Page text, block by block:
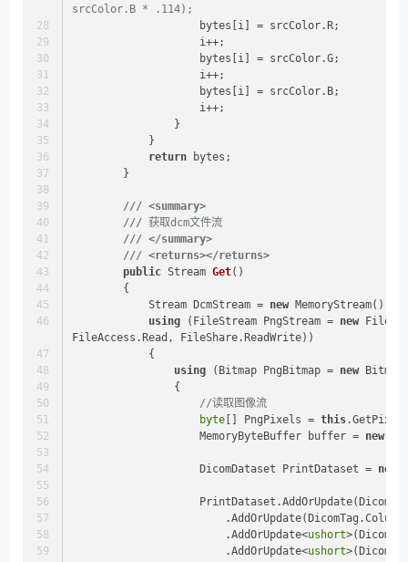
srcColor.B * .114);
                    bytes[i] = srcColor.R;
                    i++;
                    bytes[i] = srcColor.G;
                    i++;
                    bytes[i] = srcColor.B;
                    i++;
                }
            }
return bytes;
        }
/// <summary>
/// 获取dcm文件流
/// </summary>
/// <returns></returns>
public Stream Get()
        {
            Stream DcmStream =
new MemoryStream();
using (FileStream PngStream = new
FileAccess.Read, FileShare.ReadWrite))
            {
using (Bitmap PngBitmap = new
                {
//读取图像流
byte[] PngPixels = this
                    MemoryByteBuffer buffer =
new
                    DicomDataset PrintDataset =
new
                        .AddOrUpdate<
ushort
                        .AddOrUpdate<
ushort